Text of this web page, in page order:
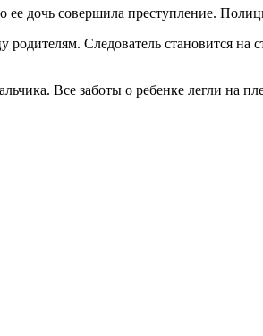
ее дочь совершила преступление.
родителям. Следователь становится
Все заботы о ребенке легли на